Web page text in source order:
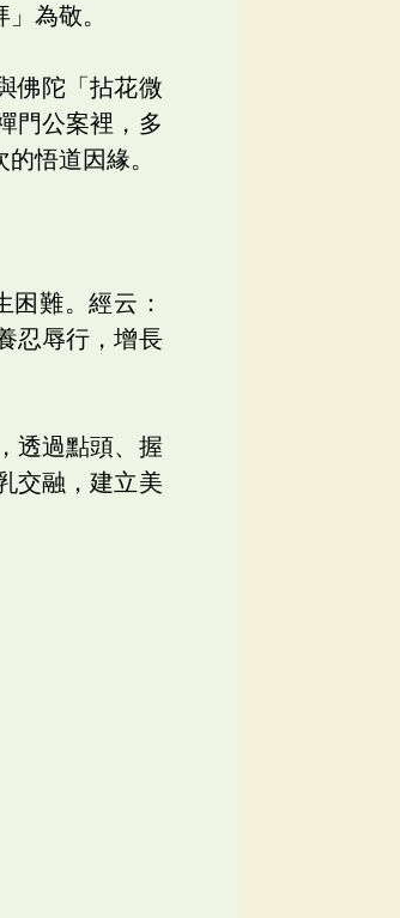
為敬。
佛陀「拈花微
門公案裡，多
悟道因緣。
難。經云：
忍辱行，增長
透過點頭、握
交融，建立美